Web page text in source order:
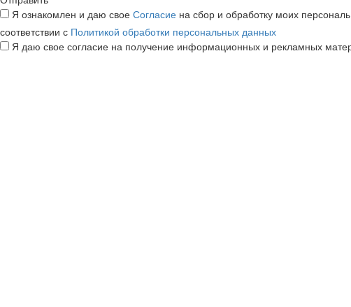
Я ознакомлен и даю свое Согласие на сбор и обработку моих
соответствии с Политикой обработки персональных данных
Я даю свое согласие на получение информационных и рекламных